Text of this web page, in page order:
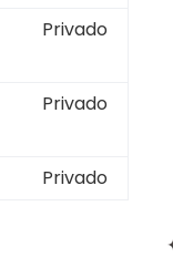
Privado
Privado
Privado